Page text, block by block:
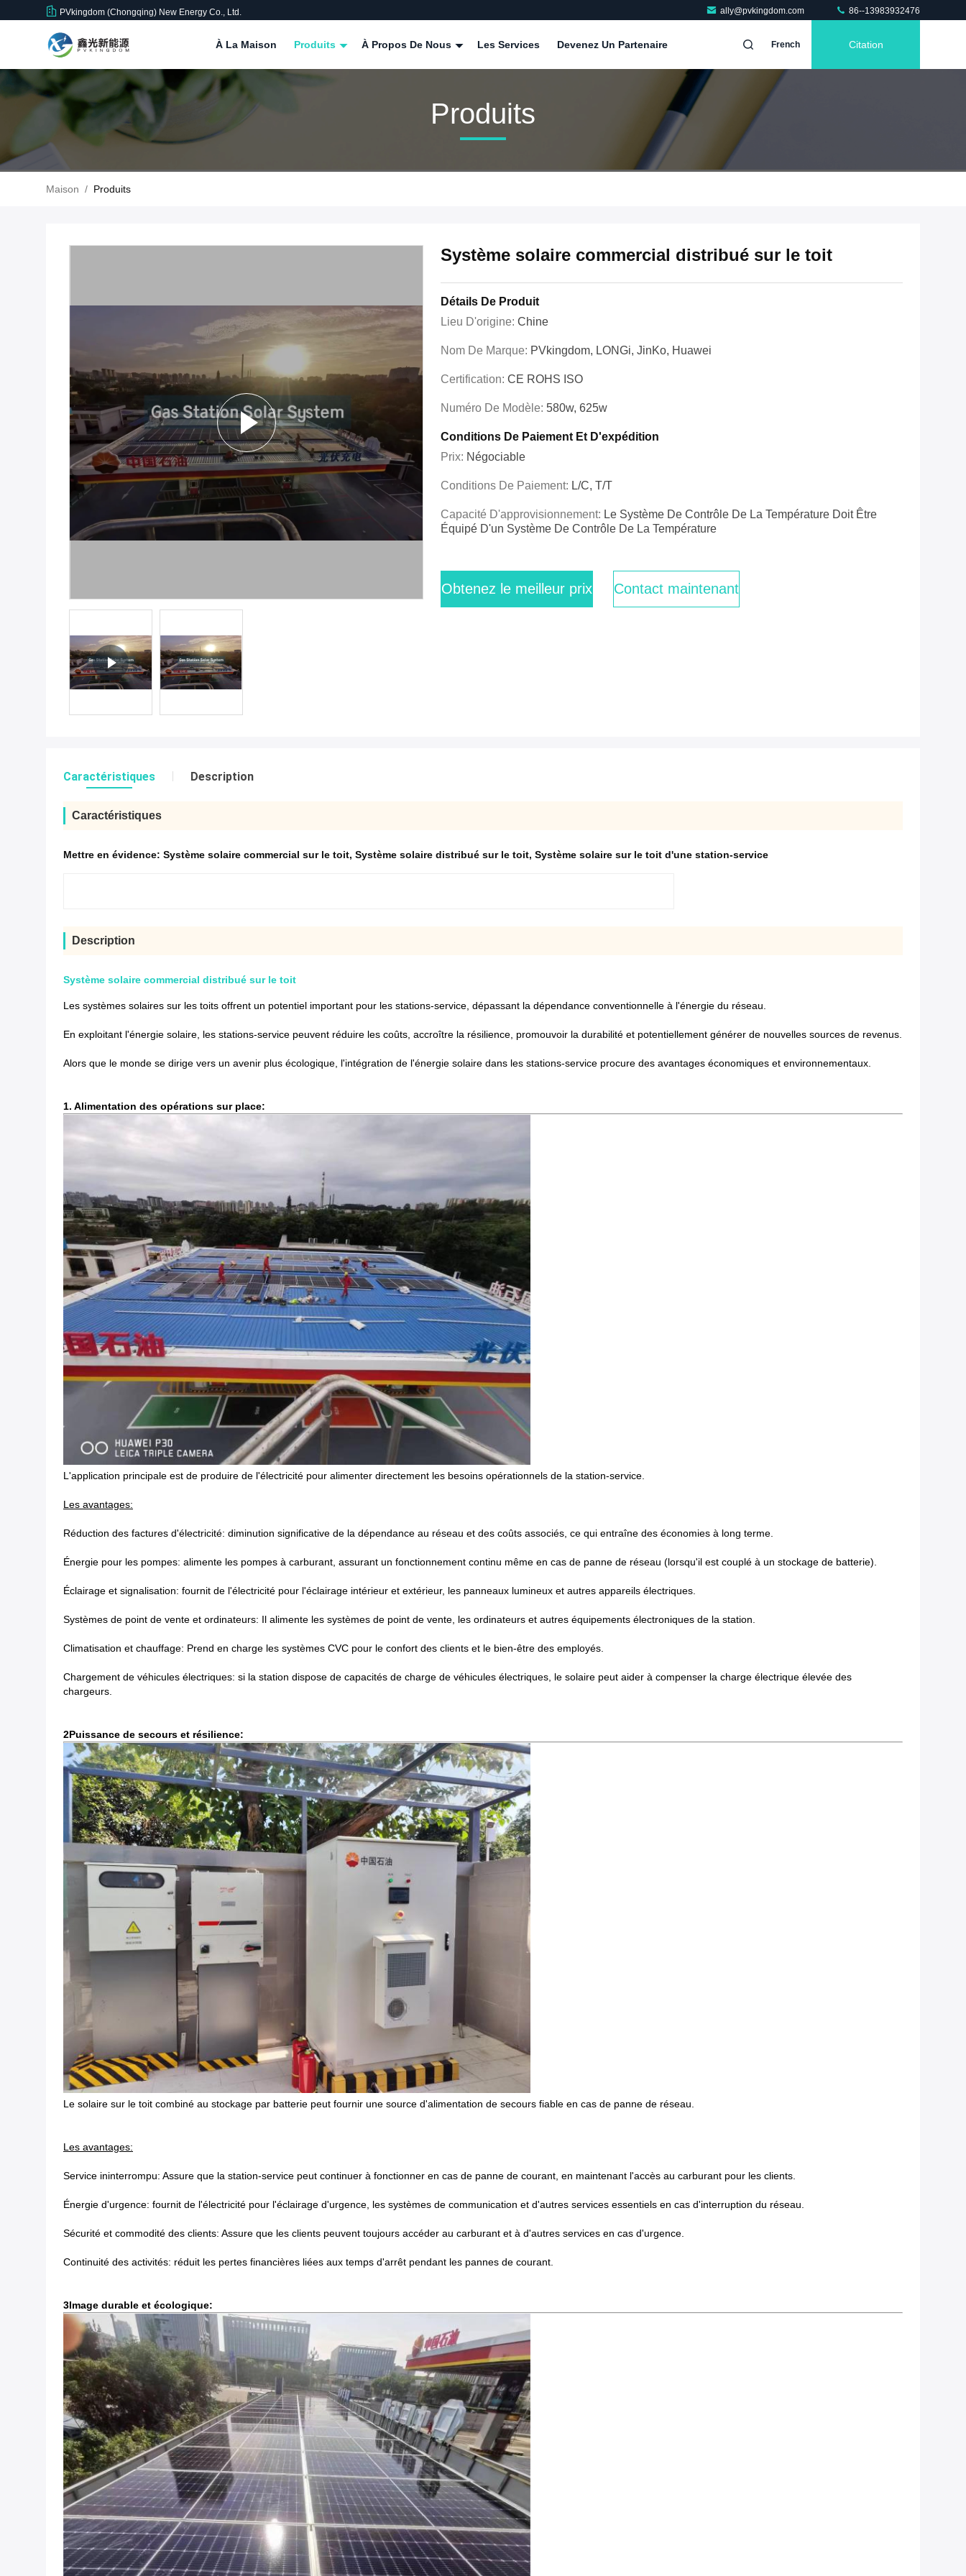
PVkingdom (Chongqing) New Energy Co., Ltd. ally@pvkingdom.com 86--13983932476
À La Maison Produits À Propos De Nous Les Services Devenez Un Partenaire French Citation
Produits
Maison / Produits
Système solaire commercial distribué sur le toit
Détails De Produit
Lieu D'origine: Chine
Nom De Marque: PVkingdom, LONGi, JinKo, Huawei
Certification: CE ROHS ISO
Numéro De Modèle: 580w, 625w
Conditions De Paiement Et D'expédition
Prix: Négociable
Conditions De Paiement: L/C, T/T
Capacité D'approvisionnement: Le Système De Contrôle De La Température Doit Être
Équipé D'un Système De Contrôle De La Température
Obtenez le meilleur prix Contact maintenant
Caractéristiques Description
Caractéristiques
Mettre en évidence: Système solaire commercial sur le toit, Système solaire distribué sur le toit, Système solaire sur le toit d'une station-service
Description
Système solaire commercial distribué sur le toit
Les systèmes solaires sur les toits offrent un potentiel important pour les stations-service, dépassant la dépendance conventionnelle à l'énergie du réseau.
En exploitant l'énergie solaire, les stations-service peuvent réduire les coûts, accroître la résilience, promouvoir la durabilité et potentiellement générer de nouvelles sources de revenus.
Alors que le monde se dirige vers un avenir plus écologique, l'intégration de l'énergie solaire dans les stations-service procure des avantages économiques et environnementaux.
1. Alimentation des opérations sur place:
L'application principale est de produire de l'électricité pour alimenter directement les besoins opérationnels de la station-service.
Les avantages:
Réduction des factures d'électricité: diminution significative de la dépendance au réseau et des coûts associés, ce qui entraîne des économies à long terme.
Énergie pour les pompes: alimente les pompes à carburant, assurant un fonctionnement continu même en cas de panne de réseau (lorsqu'il est couplé à un stockage de batterie).
Éclairage et signalisation: fournit de l'électricité pour l'éclairage intérieur et extérieur, les panneaux lumineux et autres appareils électriques.
Systèmes de point de vente et ordinateurs: Il alimente les systèmes de point de vente, les ordinateurs et autres équipements électroniques de la station.
Climatisation et chauffage: Prend en charge les systèmes CVC pour le confort des clients et le bien-être des employés.
Chargement de véhicules électriques: si la station dispose de capacités de charge de véhicules électriques, le solaire peut aider à compenser la charge électrique élevée des
chargeurs.
2Puissance de secours et résilience:
Le solaire sur le toit combiné au stockage par batterie peut fournir une source d'alimentation de secours fiable en cas de panne de réseau.
Les avantages:
Service ininterrompu: Assure que la station-service peut continuer à fonctionner en cas de panne de courant, en maintenant l'accès au carburant pour les clients.
Énergie d'urgence: fournit de l'électricité pour l'éclairage d'urgence, les systèmes de communication et d'autres services essentiels en cas d'interruption du réseau.
Sécurité et commodité des clients: Assure que les clients peuvent toujours accéder au carburant et à d'autres services en cas d'urgence.
Continuité des activités: réduit les pertes financières liées aux temps d'arrêt pendant les pannes de courant.
3Image durable et écologique: